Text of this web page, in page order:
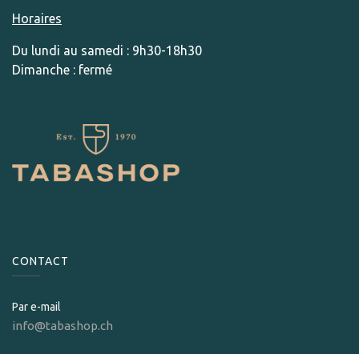
Horaires
Du lundi au samedi : 9h30-18h30
Dimanche : fermé
CONTACT
Par e-mail
info@tabashop.ch